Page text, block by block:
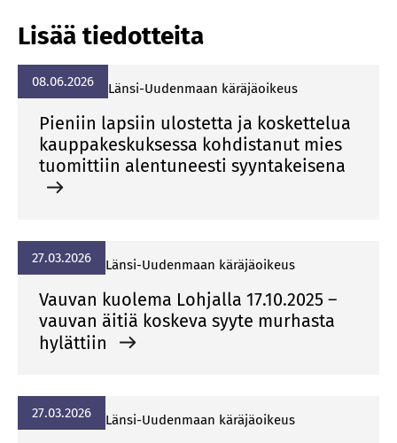
Lisää tiedotteita
08.06.2026 Län­si-Uu­den­maan kä­rä­jä­oi­keus
Pieniin lapsiin ulostetta ja koskettelua
kauppakeskuksessa kohdistanut mies
tuomittiin alentuneesti syyntakeisena
27.03.2026 Län­si-Uu­den­maan kä­rä­jä­oi­keus
Vauvan kuolema Lohjalla 17.10.2025 –
vauvan äitiä koskeva syyte murhasta
hylättiin
27.03.2026 Län­si-Uu­den­maan kä­rä­jä­oi­keus